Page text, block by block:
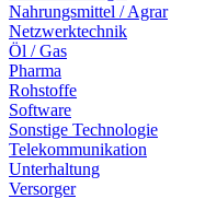
Nahrungsmittel / Agrar
Netzwerktechnik
Öl / Gas
Pharma
Rohstoffe
Software
Sonstige Technologie
Telekommunikation
Unterhaltung
Versorger